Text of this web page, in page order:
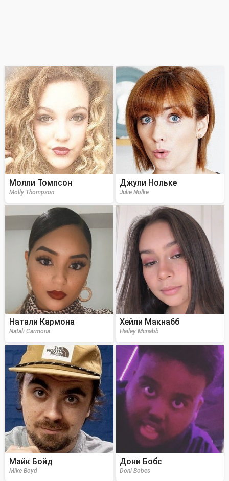
Молли Томпсон
Molly Thompson
Джули Нольке
Julie Nolke
Натали Кармона
Natali Carmona
Хейли Макнабб
Hailey Mcnabb
Майк Бойд
Mike Boyd
Дони Бобс
Doni Bobes